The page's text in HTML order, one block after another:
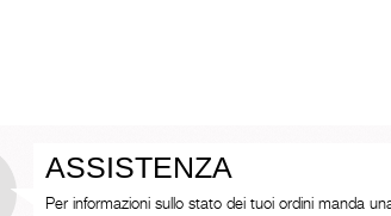
ASSISTENZA
Per informazioni sullo stato dei tuoi ordini manda